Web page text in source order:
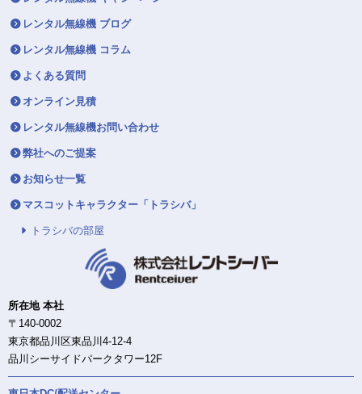
レンタル無線機 ブログ
レンタル無線機 コラム
よくある質問
オンライン見積
レンタル無線機お問い合わせ
弊社へのご提案
お知らせ一覧
マスコットキャラクター「トラシバ」
トラシバの部屋
所在地 本社
〒140-0002
東京都品川区東品川4-12-4
品川シーサイドパークタワー12F